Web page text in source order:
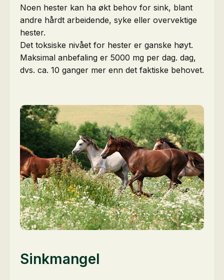
Noen hester kan ha økt behov for sink, blant
andre hårdt arbeidende, syke eller overvektige
hester.
Det toksiske nivået for hester er ganske høyt.
Maksimal anbefaling er 5000 mg per dag. dag,
dvs. ca. 10 ganger mer enn det faktiske behovet.
Sinkmangel